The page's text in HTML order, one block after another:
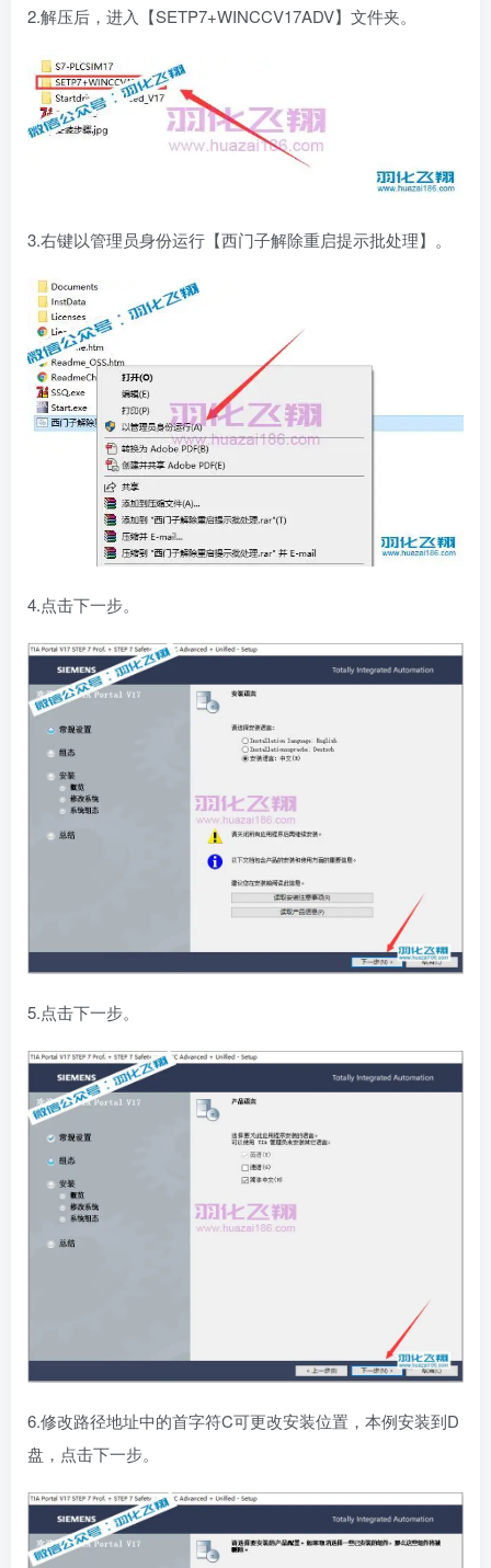
2.解压后，进入【SETP7+WINCCV17ADV】文件夹。
3.右键以管理员身份运行【西门子解除重启提示批处理】。
4.点击下一步。
5.点击下一步。
6.修改路径地址中的首字符C可更改安装位置，本例安装到D
盘，点击下一步。